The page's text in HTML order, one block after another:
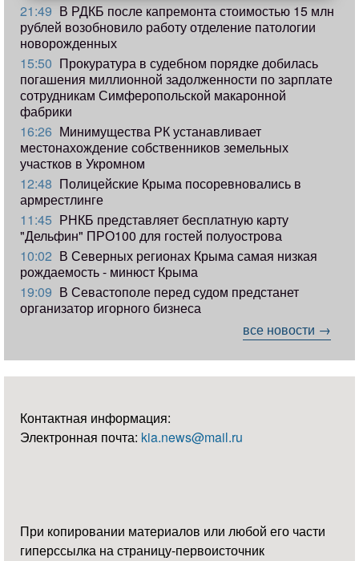
21:49 В РДКБ после капремонта стоимостью 15 млн
рублей возобновило работу отделение патологии
новорожденных
15:50 Прокуратура в судебном порядке добилась
погашения миллионной задолженности по зарплате
сотрудникам Симферопольской макаронной
фабрики
16:26 Минимущества РК устанавливает
местонахождение собственников земельных
участков в Укромном
12:48 Полицейские Крыма посоревновались в
армрестлинге
11:45 РНКБ представляет бесплатную карту
"Дельфин" ПРО100 для гостей полуострова
10:02 В Северных регионах Крыма самая низкая
рождаемость - минюст Крыма
19:09 В Севастополе перед судом предстанет
организатор игорного бизнеса
все новости →
Контактная информация:
Электронная почта: kia.news@mail.ru
При копировании материалов или любой его части
гиперссылка на страницу-первоисточник